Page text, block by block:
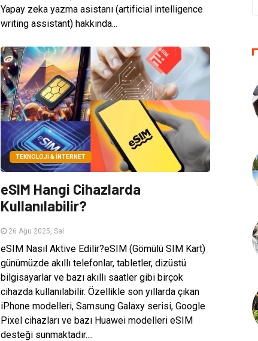
Yapay zeka yazma asistanı (artificial intelligence
writing assistant) hakkında...
TEKNOLOJI & İNTERNET
eSIM Hangi Cihazlarda
Kullanılabilir?
26 Ağu 2025, Sal
eSIM Nasıl Aktive Edilir?eSIM (Gömülü SIM Kart)
günümüzde akıllı telefonlar, tabletler, dizüstü
bilgisayarlar ve bazı akıllı saatler gibi birçok
cihazda kullanılabilir. Özellikle son yıllarda çıkan
iPhone modelleri, Samsung Galaxy serisi, Google
Pixel cihazları ve bazı Huawei modelleri eSIM
desteği sunmaktadır....